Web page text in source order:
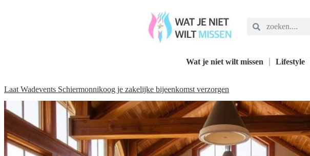
Wat je niet wilt missen Lifestyle
Laat Wadevents Schiermonnikoog je zakelijke bijeenkomst verzorgen